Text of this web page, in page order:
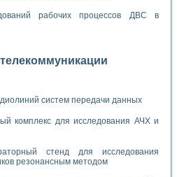
рабочих процессов ДВС в
систем передачи данных
комплекс для исследования АЧХ и
стенд для исследования
резонансным методом